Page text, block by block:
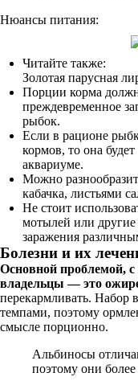
Нюансы питания:
Читайте также:
Золотая парусная
Порции корма
преждевременное
рыбок.
Если в рационе
кормов, то она
аквариуме.
Можно
кабачка, листьями
Не стоит
мотылей или
заражения
Болезни и их
Основной проблемой, с
владельцы — это
перекармливать. Набор
темпами, поэтому
смысле порционно.
Альбиносы
поэтому они